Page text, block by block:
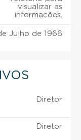
visualizar as
informações.
Julho de 1966
Diretor
Diretor